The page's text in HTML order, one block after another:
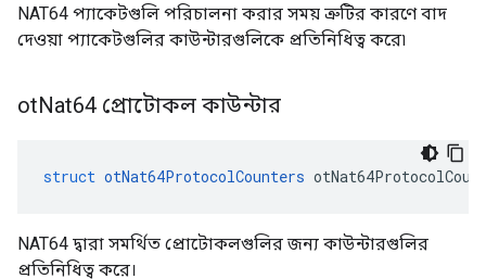
NAT64 প্যাকেটগুলি পরিচালনা করার সময় ত্রুটির কারণে বাদ
দেওয়া প্যাকেটগুলির কাউন্টারগুলিকে প্রতিনিধিত্ব করে৷
otNat64 প্রোটোকল কাউন্টার
struct otNat64ProtocolCounters
NAT64 দ্বারা সমর্থিত প্রোটোকলগুলির জন্য কাউন্টারগুলির
প্রতিনিধিত্ব করে।